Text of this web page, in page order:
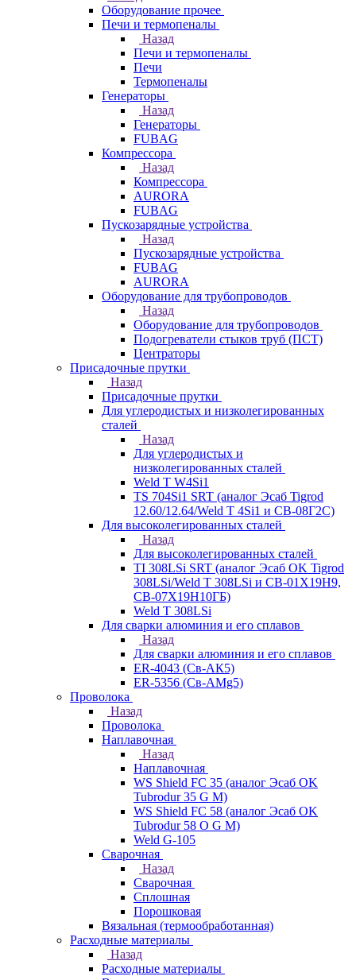
Оборудование прочее
Печи и термопеналы
Назад
Печи и термопеналы
Печи
Термопеналы
Генераторы
Назад
Генераторы
FUBAG
Компрессора
Назад
Компрессора
AURORA
FUBAG
Пускозарядные устройства
Назад
Пускозарядные устройства
FUBAG
AURORA
Оборудование для трубопроводов
Назад
Оборудование для трубопроводов
Подогреватели стыков труб (ПСТ)
Центраторы
Присадочные прутки
Назад
Присадочные прутки
Для углеродистых и низколегированных
сталей
Назад
Для углеродистых и
низколегированных сталей
Weld T W4Si1
TS 704Si1 SRT (аналог Эсаб Tigrod
12.60/12.64/Weld T 4Si1 и СВ-08Г2С)
Для высоколегированных сталей
Назад
Для высоколегированных сталей
TI 308LSi SRT (аналог Эсаб OK Tigrod
308LSi/Weld T 308LSi и СВ-01Х19Н9,
СВ-07Х19Н10ГБ)
Weld T 308LSi
Для сварки алюминия и его сплавов
Назад
Для сварки алюминия и его сплавов
ER-4043 (Св-АК5)
ER-5356 (Св-АМg5)
Проволока
Назад
Проволока
Наплавочная
Назад
Наплавочная
WS Shield FC 35 (аналог Эсаб OK
Tubrodur 35 G M)
WS Shield FC 58 (аналог Эсаб OK
Tubrodur 58 O G M)
Weld G-105
Сварочная
Назад
Сварочная
Сплошная
Порошковая
Вязальная (термообработанная)
Расходные материалы
Назад
Расходные материалы